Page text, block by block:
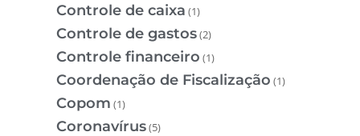
Controle de caixa (1)
Controle de gastos(2)
Controle financeiro (1)
Coordenação de Fiscalização (1)
Copom (1)
Coronavírus(5)